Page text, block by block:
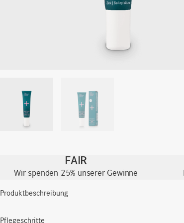
FAIR
Wir spenden 25% unserer Gewinne
Produktbeschreibung
Pflegeschritte